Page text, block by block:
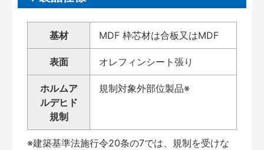
基材 MDF 枠芯材は合板又はMDF
表面 オレフィンシート張り
ホルムア
ルデヒド
規制
規制対象外部位製品※
※建築基準法施行令20条の7では、規制を受けな